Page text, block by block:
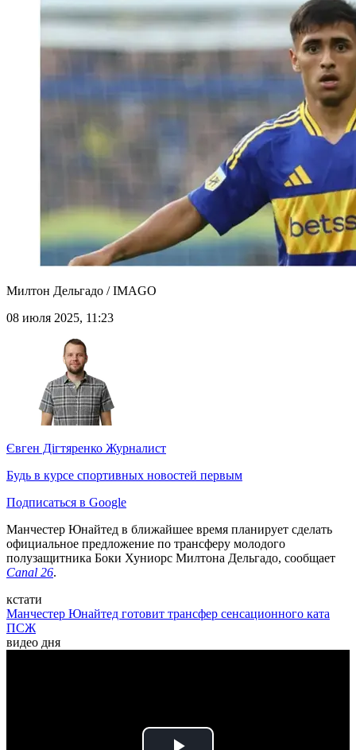
Милтон Дельгадо / IMAGO
08 июля 2025, 11:23
Євген Дігтяренко Журналист
Будь в курсе спортивных новостей первым
Подписаться в Google
Манчестер Юнайтед в ближайшее время планирует сделать
официальное предложение по трансферу молодого
полузащитника Боки Хуниорс Милтона Дельгадо, сообщает
Canal 26.
кстати
Манчестер Юнайтед готовит трансфер сенсационного ката
ПСЖ
видео дня